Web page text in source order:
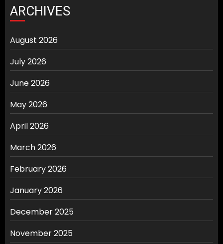
ARCHIVES
August 2026
July 2026
June 2026
May 2026
April 2026
March 2026
February 2026
January 2026
December 2025
November 2025